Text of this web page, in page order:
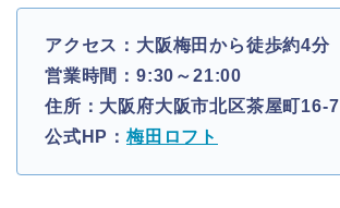
アクセス：大阪梅田から徒歩約4分
営業時間：9:30～21:00
住所：大阪府大阪市北区茶屋町16-7
公式HP： 梅田ロフト